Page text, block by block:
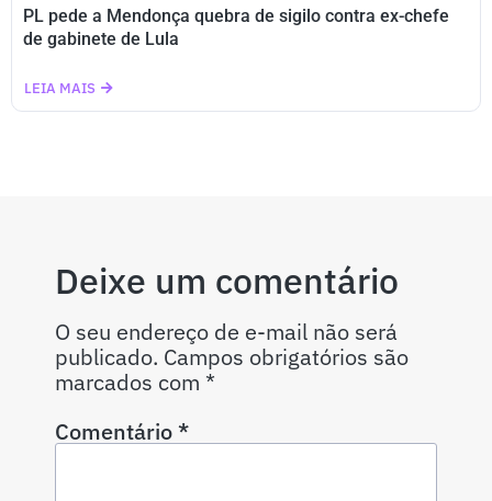
PL pede a Mendonça quebra de sigilo contra ex-chefe
de gabinete de Lula
LEIA MAIS
Deixe um comentário
O seu endereço de e-mail não será
publicado. Campos obrigatórios são
marcados com *
Comentário*